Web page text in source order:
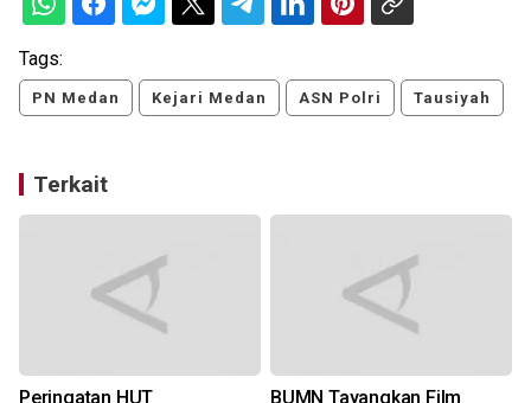
Tags:
PN Medan Kejari Medan ASN Polri Tausiyah
Terkait
Peringatan HUT
BUMN Tayangkan Film